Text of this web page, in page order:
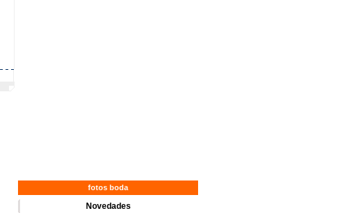
fotos boda
Novedades